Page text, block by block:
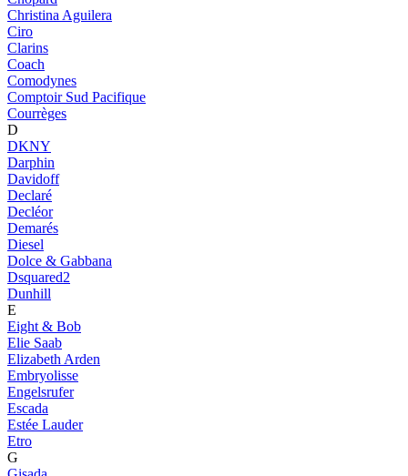
Christina Aguilera
Ciro
Clarins
Coach
Comodynes
Comptoir Sud Pacifique
Courrèges
D
DKNY
Darphin
Davidoff
Declaré
Decléor
Demarés
Diesel
Dolce & Gabbana
Dsquared2
Dunhill
E
Eight & Bob
Elie Saab
Elizabeth Arden
Embryolisse
Engelsrufer
Escada
Estée Lauder
Etro
G